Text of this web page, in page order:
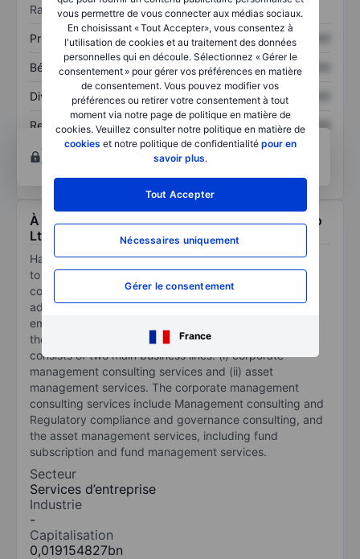
vous permettre de vous connecter aux médias sociaux.
En choisissant « Tout Accepter», vous consentez à
l'utilisation de cookies et au traitement des données
personnelles qui en découle. Sélectionnez « Gérer le
consentement » pour gérer vos préférences en matière
de consentement. Vous pouvez modifier vos
préférences ou retirer votre consentement à tout
moment via notre page de politique en matière de
cookies. Veuillez consulter notre politique en matière de
cookies et notre politique de confidentialité pour en
savoir plus.
Tout Accepter
Nécessaires uniquement
Gérer le consentement
France
Ratios
Prix / ventes XXXXXXX XXXXXXX
Bénéfice par action XXXXXXX XXXXXXX
Dividende par action XXXXXXX XXXXXXX
Rendement des
capitaux propres
XXXXXXX
XXXXXXX
Ouvrir un compte pour accéder à d’autres outils
techniques et d’analyses.
À propos Hang Feng Technology Innovation Co
Ltd
Hang Feng Technology Innovation Co Ltd is committed
to providing comprehensive corporate management
consulting and asset management services, tailored to
address the specific needs of each client. Its goal is to
empower its clients to design, implement, and achieve
their business and investment objectives. Its business
consists of two main business lines: (i) corporate
management consulting services and (ii) asset
management services. The corporate management
consulting services include Management consulting and
Regulatory compliance and governance consulting, and
the asset management services, including fund
subscription and fund management services.
Secteur
Services d’entreprise
Industrie
-
Capitalisation
0,019154827bn